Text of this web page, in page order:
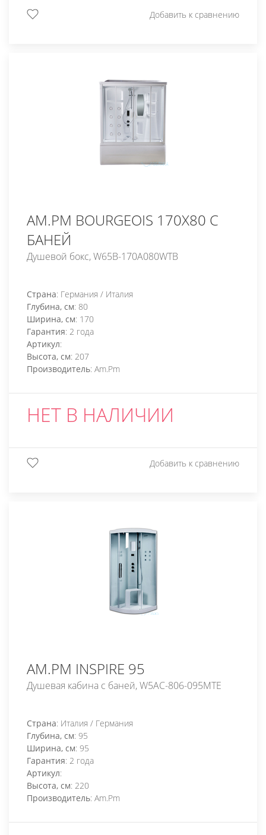
Добавить к сравнению
AM.PM BOURGEOIS 170X80 С
БАНЕЙ
Душевой бокс, W65B-170A080WTB
Страна: Германия / Италия
Глубина, см: 80
Ширина, см: 170
Гарантия: 2 года
Артикул:
Высота, см: 207
Производитель: Am.Pm
НЕТ В НАЛИЧИИ
Добавить к сравнению
AM.PM INSPIRE 95
Душевая кабина с баней, W5AC-806-095MTE
Страна: Италия / Германия
Глубина, см: 95
Ширина, см: 95
Гарантия: 2 года
Артикул:
Высота, см: 220
Производитель: Am.Pm